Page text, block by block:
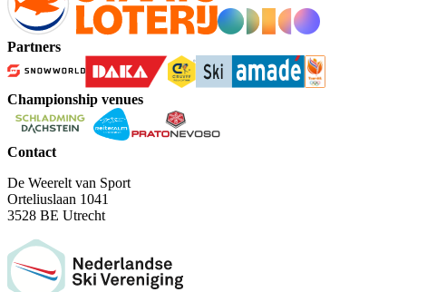
Partners
Championship venues
Contact
De Weerelt van Sport
Orteliuslaan 1041
3528 BE Utrecht